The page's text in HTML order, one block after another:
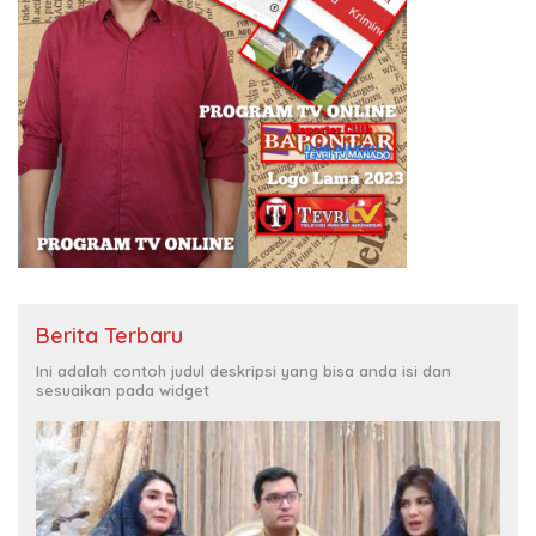
Berita Terbaru
Ini adalah contoh judul deskripsi yang bisa anda isi dan
sesuaikan pada widget